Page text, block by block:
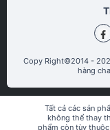
Copy Right©2014 -
hàng
Tất cả các sản
không thể thay
phẩm còn tùy